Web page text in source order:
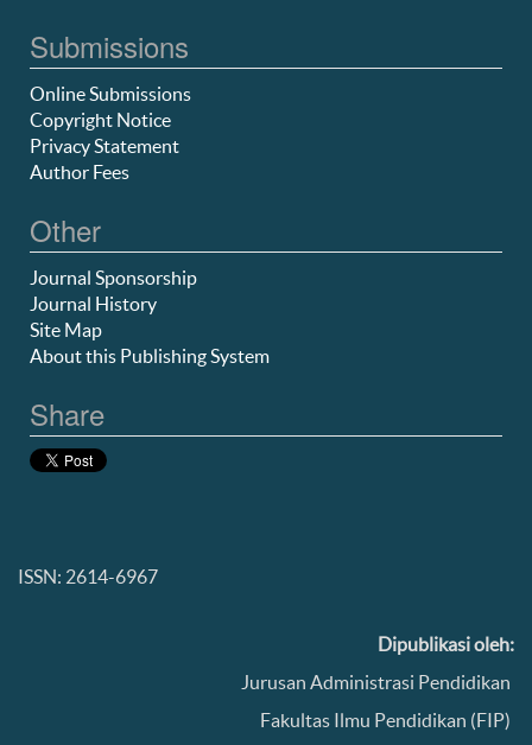
Submissions
Online Submissions
Copyright Notice
Privacy Statement
Author Fees
Other
Journal Sponsorship
Journal History
Site Map
About this Publishing System
Share
ISSN: 2614-6967
Dipublikasi oleh:
Jurusan Administrasi Pendidikan
Fakultas Ilmu Pendidikan (FIP)